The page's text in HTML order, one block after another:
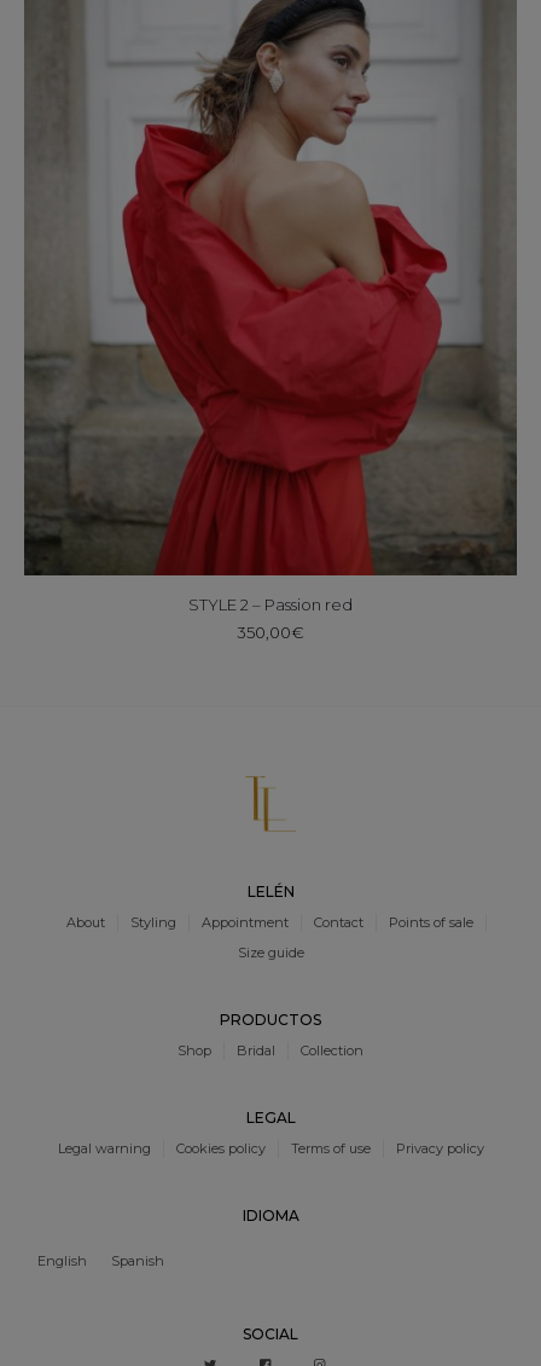
STYLE 2 – Passion red
350,00€
LELÉN
About Styling Appointment Contact
Points of sale
Size guide
PRODUCTOS
Shop Bridal Collection
LEGAL
Legal warning Cookies policy Terms of use Privacy policy
IDIOMA
English Spanish
SOCIAL